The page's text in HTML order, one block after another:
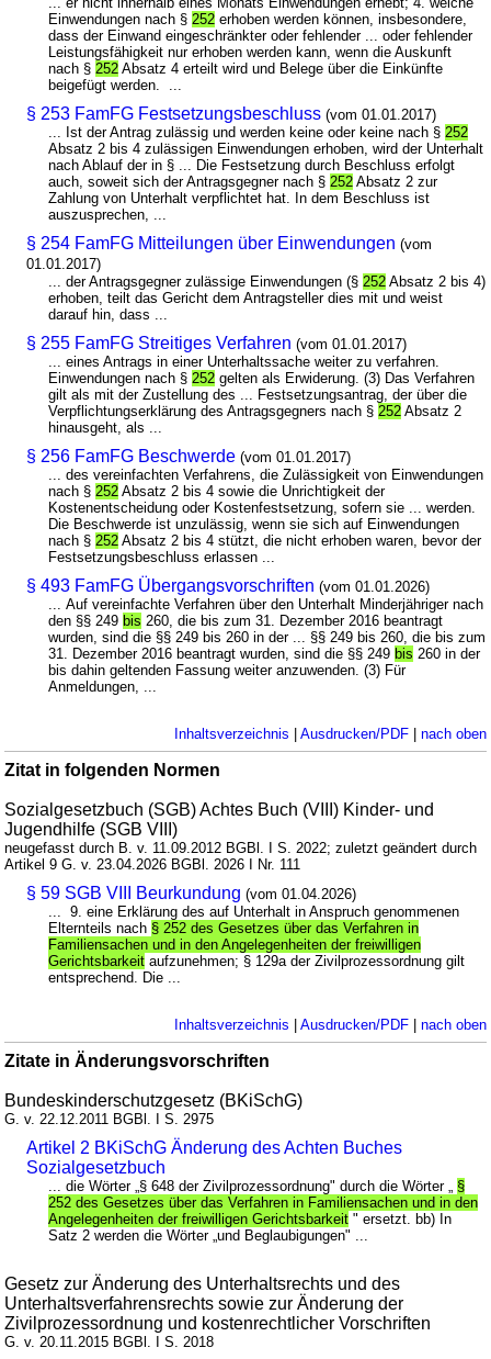
Einwendungen nach § 252 erhoben werden können, insbesondere,
dass der Einwand eingeschränkter oder fehlender ... oder fehlender
Leistungsfähigkeit nur erhoben werden kann, wenn die Auskunft
nach § 252 Absatz 4 erteilt wird und Belege über die Einkünfte
beigefügt werden. ...
§ 253 FamFG Festsetzungsbeschluss (vom 01.01.2017)
... Ist der Antrag zulässig und werden keine oder keine nach § 252
Absatz 2 bis 4 zulässigen Einwendungen erhoben, wird der Unterhalt
nach Ablauf der in § ... Die Festsetzung durch Beschluss erfolgt
auch, soweit sich der Antragsgegner nach § 252 Absatz 2 zur
Zahlung von Unterhalt verpflichtet hat. In dem Beschluss ist
auszusprechen, ...
§ 254 FamFG Mitteilungen über Einwendungen (vom
01.01.2017)
... der Antragsgegner zulässige Einwendungen (§ 252 Absatz 2 bis 4)
erhoben, teilt das Gericht dem Antragsteller dies mit und weist
darauf hin, dass ...
§ 255 FamFG Streitiges Verfahren (vom 01.01.2017)
... eines Antrags in einer Unterhaltssache weiter zu verfahren.
Einwendungen nach § 252 gelten als Erwiderung. (3) Das Verfahren
gilt als mit der Zustellung des ... Festsetzungsantrag, der über die
Verpflichtungserklärung des Antragsgegners nach § 252 Absatz 2
hinausgeht, als ...
§ 256 FamFG Beschwerde (vom 01.01.2017)
... des vereinfachten Verfahrens, die Zulässigkeit von Einwendungen
nach § 252 Absatz 2 bis 4 sowie die Unrichtigkeit der
Kostenentscheidung oder Kostenfestsetzung, sofern sie ... werden.
Die Beschwerde ist unzulässig, wenn sie sich auf Einwendungen
nach § 252 Absatz 2 bis 4 stützt, die nicht erhoben waren, bevor der
Festsetzungsbeschluss erlassen ...
§ 493 FamFG Übergangsvorschriften (vom 01.01.2026)
... Auf vereinfachte Verfahren über den Unterhalt Minderjähriger nach
den §§ 249bis 260, die bis zum 31. Dezember 2016 beantragt
wurden, sind die §§ 249 bis 260 in der ... §§ 249 bis 260, die bis zum
31. Dezember 2016 beantragt wurden, sind die §§ 249bis 260 in der
bis dahin geltenden Fassung weiter anzuwenden. (3) Für
Anmeldungen, ...
Inhaltsverzeichnis | Ausdrucken/PDF| nach oben
Zitat in folgenden Normen
Sozialgesetzbuch (SGB) Achtes Buch (VIII) Kinder- und
Jugendhilfe (SGB VIII)
neugefasst durch B. v. 11.09.2012 BGBl. I S. 2022; zuletzt geändert durch
Artikel 9 G. v. 23.04.2026 BGBl. 2026 I Nr. 111
§ 59 SGB VIII Beurkundung (vom 01.04.2026)
... 9. eine Erklärung des auf Unterhalt in Anspruch genommenen
Elternteils nach § 252 des Gesetzes über das Verfahren in
Familiensachen und in den Angelegenheiten der freiwilligen
Gerichtsbarkeit aufzunehmen; § 129a der Zivilprozessordnung gilt
entsprechend. Die ...
Inhaltsverzeichnis | Ausdrucken/PDF| nach oben
Zitate in Änderungsvorschriften
Bundeskinderschutzgesetz (BKiSchG)
G. v. 22.12.2011 BGBl. I S. 2975
Artikel 2 BKiSchG Änderung des Achten Buches
Sozialgesetzbuch
... die Wörter „§ 648 der Zivilprozessordnung" durch die Wörter „ §
252 des Gesetzes über das Verfahren in Familiensachen und in den
Angelegenheiten der freiwilligen Gerichtsbarkeit " ersetzt. bb) In
Satz 2 werden die Wörter „und Beglaubigungen" ...
Gesetz zur Änderung des Unterhaltsrechts und des
Unterhaltsverfahrensrechts sowie zur Änderung der
Zivilprozessordnung und kostenrechtlicher Vorschriften
G. v. 20.11.2015 BGBl. I S. 2018